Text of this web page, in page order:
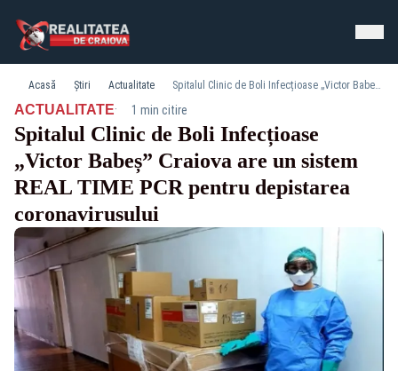
Acasă Știri Actualitate Spitalul Clinic de Boli Infecțioase „Victor Babeș” Craiova are un sistem REAL TIME PCR pentru depistarea coronavirusului
ACTUALITATE· 1 min citire
Spitalul Clinic de Boli Infecțioase
„Victor Babeș” Craiova are un sistem
REAL TIME PCR pentru depistarea
coronavirusului